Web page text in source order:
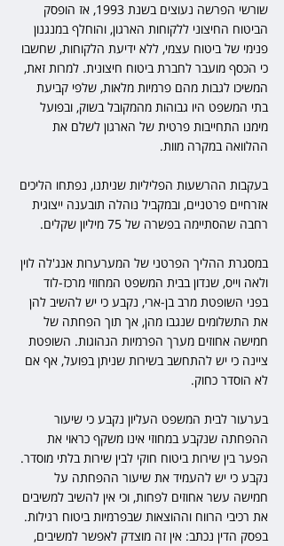
שורשי הפרשה נעוצים בשנת 1993, אז הופסק
הביטוח החיצוני ללקוחות הארגון, והוחלף במנגנון
פנימי של ביטוח עצמי, ללא ידיעת הלקוחות, שחשבו
כי הכסף מועבר לחברת ביטוח חיצונית. למרות זאת,
המשיכו לגבות מהם פרמיות מלאות, שלפי קביעת
בתי המשפט היו גבוהות מהמקובל בשוק, ובפועל
מימנו התחייבות פרטית של הארגון לשלם את
ההלוואה במקרה מוות.
בעקבות ההרשעות הפליליות שניתנו, נפתחו הליכים
אזרחיים פרטניים, ובמקביל נוהלה תובענה ייצוגית
רחבה שהסתיימה בפשרה של 75 מיליון שקלים.
במסגרת ההליך הפרטני של המערערות אנג'לה לוין
ולאה וייס, שנדון בבית המשפט המחוזי מרכז-לוד
בפני השופטת מרב בן-ארי, נקבע כי יש להשיב להן
את התשלומים שנגבו מהן, אך תוך הפחתה של
חמישה אחוזים מערך הפרמיות הנהוגות. השופטת
ציינה כי יש להתחשב בשירות שניתן בפועל, אף אם
לא הוסדר כחוק.
בערעור לבית המשפט העליון נקבע כי שיעור
ההפחתה שנקבע במחוזי אינו משקף כראוי את
הפער בין שירות ביטוח חוקי לבין שירות בלתי מוסדר.
נקבע כי יש להעמיד את שיעור ההפחתה על
חמישה עשר אחוזים לפחות, וכי אין להשיב למשיבים
את רכיבי הרווח וההוצאות שבפרמיות ביטוח רגילות.
בפסק הדין נכתב: אין זה מוצדק לאפשר למשיבים,